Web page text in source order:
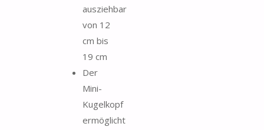
ausziehbar
von 12
cm bis
19 cm
Der
Mini-
Kugelkopf
ermöglicht